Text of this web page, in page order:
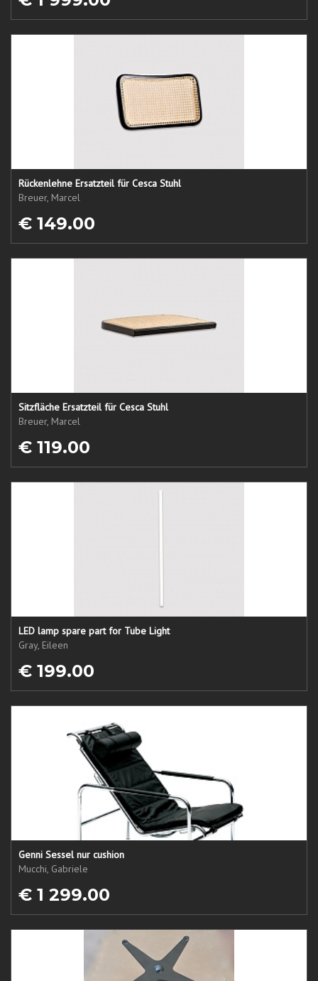
Rückenlehne Ersatzteil für Cesca Stuhl
Breuer, Marcel
€ 149.00
Sitzfläche Ersatzteil für Cesca Stuhl
Breuer, Marcel
€ 119.00
LED lamp spare part for Tube Light
Gray, Eileen
€ 199.00
Genni Sessel nur cushion
Mucchi, Gabriele
€ 1 299.00